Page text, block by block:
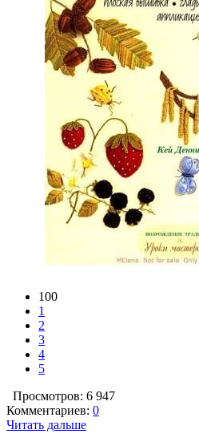
100
1
2
3
4
5
Просмотров: 6 947
Комментариев: 0
Читать дальше